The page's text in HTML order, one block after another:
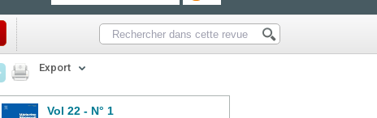
Export
Vol 22 - N° 1